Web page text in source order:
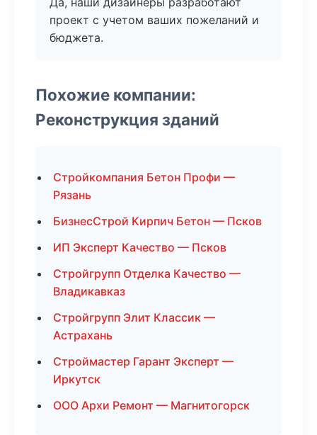
проект с учетом ваших пожеланий и
бюджета.
Похожие компании:
Реконструкция зданий
Стройкомпания Бетон Профи —
Рязань
БизнесСтрой Кирпич Бетон — Псков
ИП Эксперт Качество — Псков
Стройгрупп Отделка Качество —
Владикавказ
Стройгрупп Элит Классик —
Астрахань
Строймастер Гарант Эксперт —
Иркутск
ООО Архи Ремонт — Магнитогорск